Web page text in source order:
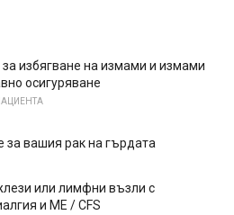
за избягване на измами и измами
осигуряване
за вашия рак на гърдата
или лимфни възли с
и ME / CFS